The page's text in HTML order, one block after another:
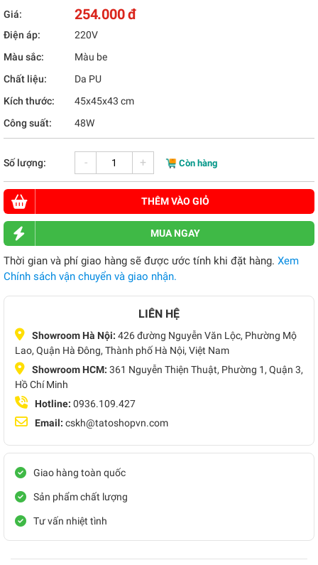
Giá: 254.000 đ
Điện áp:
220V
Màu sắc:
Màu be
Chất liệu:
Da PU
Kích thước:
45x45x43 cm
Công suất:
48W
Số lượng: - + Còn hàng
THÊM VÀO GIỎ
MUA NGAY
Thời gian và phí giao hàng sẽ được ước tính khi đặt hàng. Xem
Chính sách vận chuyển và giao nhận.
LIÊN HỆ
Showroom Hà Nội: 426 đường Nguyễn Văn Lộc, Phường Mộ
Lao, Quận Hà Đông, Thành phố Hà Nội, Việt Nam
Showroom HCM: 361 Nguyễn Thiện Thuật, Phường 1, Quận 3,
Hồ Chí Minh
Hotline: 0936.109.427
Email: cskh@tatoshopvn.com
Giao hàng toàn quốc
Sản phẩm chất lượng
Tư vấn nhiệt tình